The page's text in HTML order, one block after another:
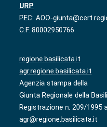
URP
PEC: AOO-
C.F. 80002950766
regione.basilicata.it
agr.regione.basilicata.it
Agenzia stampa della
Giunta Regionale della
Registrazione n. 209/1995
agr@regione.basilicata.it